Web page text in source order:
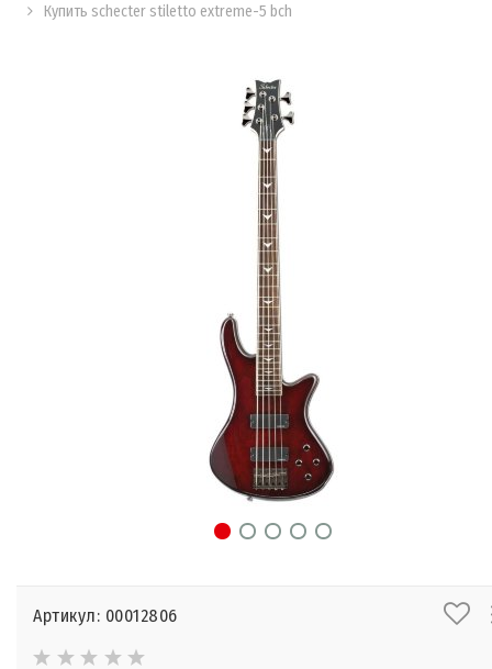
Купить schecter stiletto extreme-5 bch
Артикул: 00012806